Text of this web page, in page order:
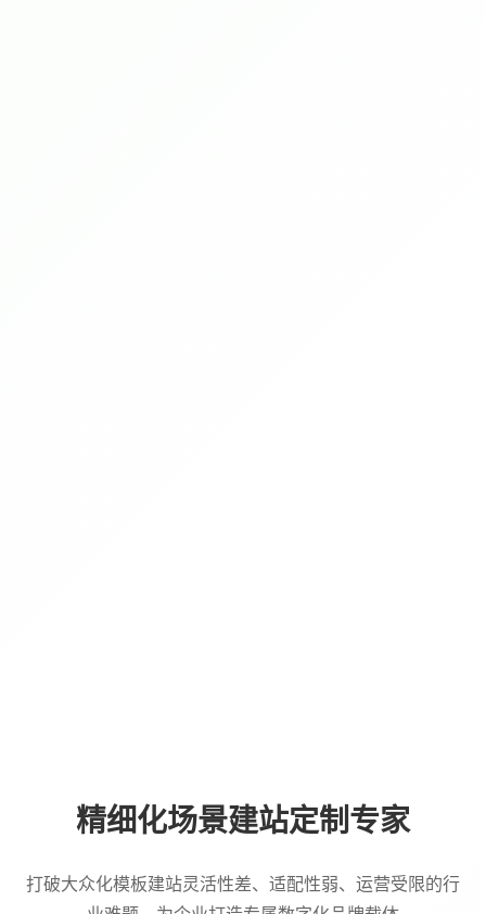
精细化场景建站定制专家
打破大众化模板建站灵活性差、适配性弱、运营受限的行